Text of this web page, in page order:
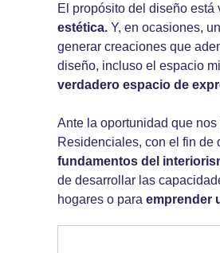
El propósito del diseño
estética. Y, en ocasiones,
generar creaciones que
diseño, incluso el espacio
verdadero espacio de
Ante la oportunidad que
Residenciales, con el fin de
fundamentos del
de desarrollar las
hogares o para emprender